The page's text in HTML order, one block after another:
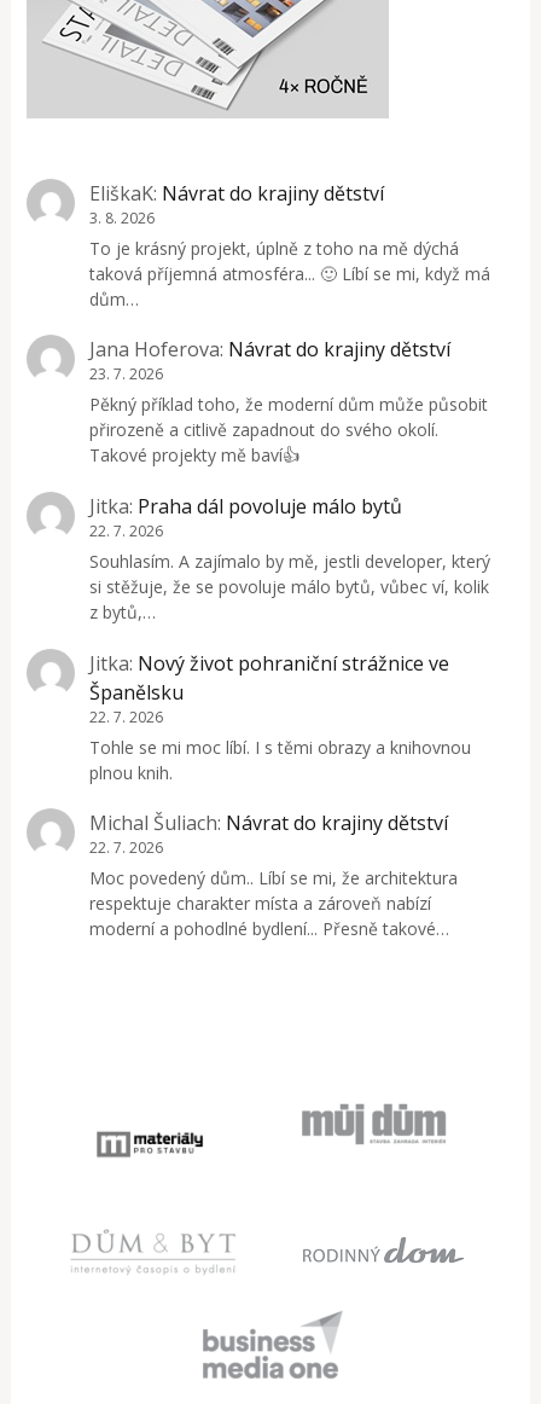
EliškaK: Návrat do krajiny dětství
3. 8. 2026
To je krásný projekt, úplně z toho na mě dýchá
taková příjemná atmosféra... 🙂 Líbí se mi, když má
dům…
Jana Hoferova: Návrat do krajiny dětství
23. 7. 2026
Pěkný příklad toho, že moderní dům může působit
přirozeně a citlivě zapadnout do svého okolí.
Takové projekty mě baví👍
Jitka: Praha dál povoluje málo bytů
22. 7. 2026
Souhlasím. A zajímalo by mě, jestli developer, který
si stěžuje, že se povoluje málo bytů, vůbec ví, kolik
z bytů,…
Jitka: Nový život pohraniční strážnice ve
Španělsku
22. 7. 2026
Tohle se mi moc líbí. I s těmi obrazy a knihovnou
plnou knih.
Michal Šuliach: Návrat do krajiny dětství
22. 7. 2026
Moc povedený dům.. Líbí se mi, že architektura
respektuje charakter místa a zároveň nabízí
moderní a pohodlné bydlení... Přesně takové…